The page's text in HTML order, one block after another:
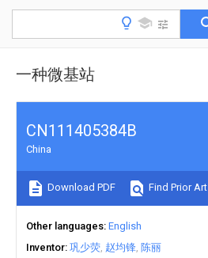
一种微基站
CN111405384B
China
Download PDF Find Prior Art
Other languages English
Inventor 巩少荧 赵均锋 陈丽